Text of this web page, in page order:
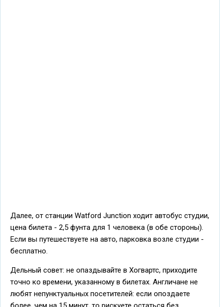
Далее, от станции Watford Junction ходит автобус студии,
цена билета - 2,5 фунта для 1 человека (в обе стороны).
Если вы путешествуете на авто, парковка возле студии -
бесплатно.
Дельный совет: не опаздывайте в Хогвартс, приходите
точно ко времени, указанному в билетах. Англичане не
любят непунктуальных посетителей: если опоздаете